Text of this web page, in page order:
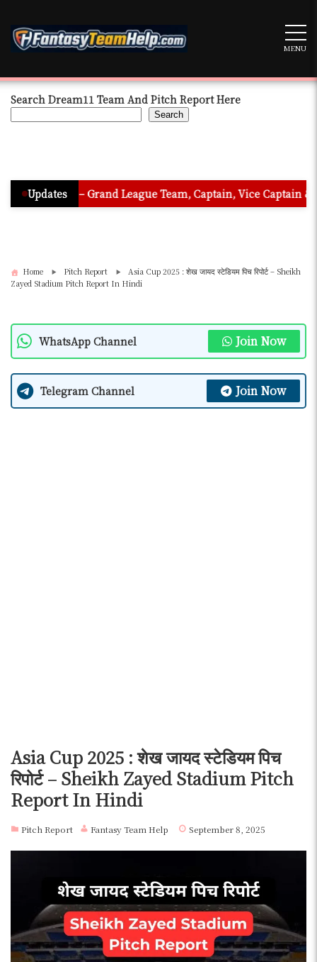
content
MENU
Search Dream11 Team And Pitch Report Here
Search
Updates
– Grand League Team, Captain, Vice Captain & Must Pick
Home Pitch Report
Asia Cup 2025 : शेख जायद स्टेडियम पिच रिपोर्ट – Sheikh
Zayed Stadium Pitch Report In Hindi
WhatsApp Channel Join Now
Telegram Channel Join Now
Asia Cup 2025 : शेख जायद स्टेडियम पिच
रिपोर्ट – Sheikh Zayed Stadium Pitch
Report In Hindi
Pitch Report Fantasy Team Help September 8, 2025